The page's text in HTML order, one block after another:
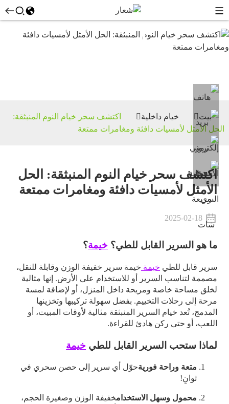
خيام
بيت خيام داخلية
اكتشف سحر خيام النوم المنبثقة:
الحل الأمثل لأمسيات دافئة ومغامرات ممتعة
اكتشف سحر خيام النوم المنبثقة: الحل
الأمثل لأمسيات دافئة ومغامرات ممتعة
2025-02-18
ما هو السرير القابل للطي؟ خيمة؟
سرير قابل للطي خيمة خيمة سرير خفيفة الوزن وقابلة للنقل،
مصممة لتناسب السرير أو للاستخدام على الأرض. إنها مثالية
لخلق مساحة خاصة ومريحة داخل المنزل، أو لإضافة لمسة
مرحة إلى رحلات التخييم. بفضل سهولة تركيبها وتخزينها
المدمج، تُعد خيام السرير المنبثقة مثالية لأوقات المبيت، أو
اللعب، أو حتى ركن هادئ للقراءة.
لماذا ستحب السرير القابل للطي خيمة
متعة وراحة فوريةحوّل أي سرير إلى حصن سحري في
ثوانٍ!
محمول وسهل الاستخدامخفيفة الوزن وصغيرة الحجم،